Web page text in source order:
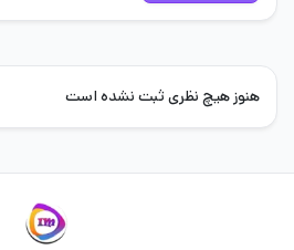
هنوز هیچ نظری ثبت نشده است